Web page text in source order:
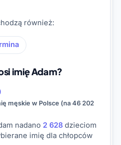
również:
imię Adam?
męskie w Polsce (na 46 202
nadano 2 628 dzieciom
imię dla chłopców